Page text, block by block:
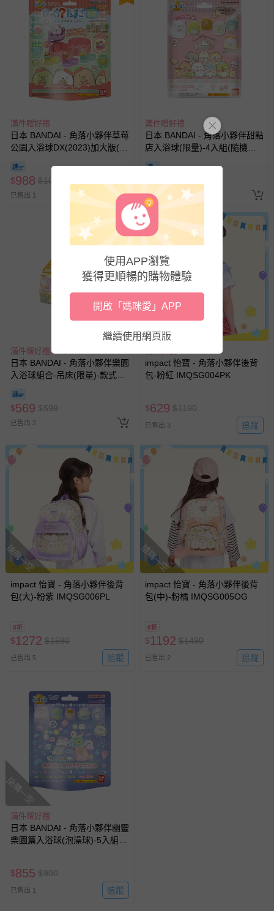
滿件贈好禮
日本 BANDAI - 角落小夥伴草莓
公園入浴球DX(2023)加大版(泡
$988 $1040
已售出 1
滿件贈好禮
日本 BANDAI - 角落小夥伴甜點
店入浴球(限量)-4入組(隨機出
已售出 2
滿件贈好禮
日本 BANDAI - 角落小夥伴樂園
入浴球組合-吊床(限量)-款式隨
$569 $599
已售出 2
搶購一空
impact 怡寶 - 角落小夥伴後背
包-粉紅 IMQSG004PK
$629 $1190
已售出 3 追蹤
搶購一空
impact 怡寶 - 角落小夥伴後背
包(大)-粉紫 IMQSG006PL
8折
$1272 $1590
已售出 5 追蹤
搶購一空
impact 怡寶 - 角落小夥伴後背
包(中)-粉橘 IMQSG005OG
8折
$1192 $1490
已售出 2 追蹤
搶購一空
滿件贈好禮
日本 BANDAI - 角落小夥伴幽靈
樂園篇入浴球(泡澡球)-5入組
$855 $900
已售出 1 追蹤
使用APP瀏覽
獲得更順暢的購物體驗
開啟「媽咪愛」APP
繼續使用網頁版